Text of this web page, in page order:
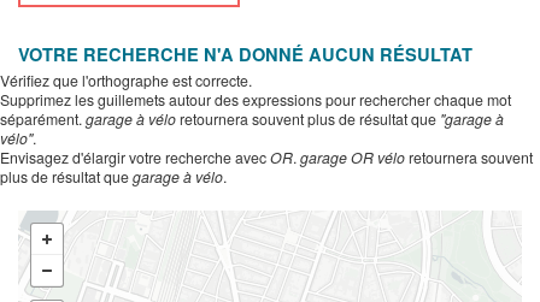
VOTRE RECHERCHE N'A DONNÉ AUCUN RÉSULTAT
Vérifiez que l'orthographe est correcte.
Supprimez les guillemets autour des expressions pour rechercher chaque mot
séparément. garage à véloretournera souvent plus de résultat que "garage à
vélo".
Envisagez d'élargir votre recherche avecOR. garage OR véloretournera souvent
plus de résultat quegarage à vélo.